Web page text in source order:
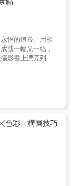
用，讓讀者輕鬆
畫，是透過人的
筆來描繪；攝
的藝術素養和相
的畫筆。《唯美
，書中前兩個章
面的構成原理和
行分析。當對畫
去取捨，怎樣去拍
研究，解剖了大
讀者瞭解到一景一
構成中所起的作
創作領域。書中
驚險刺激的拍攝
紹了照片後期製
為藝術品的嘗
編和脫胎篇、重
一萬七千多公
恆的追尋。用相
就一幅又一幅，
影書上漂亮到令
著在那裡會有怎
上的念頭，歡迎
資料與精緻的圖
，讓您不需望圖
與拍照的樂趣。
色彩╳構圖技巧